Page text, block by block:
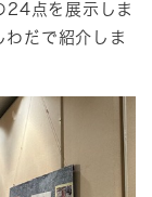
24点を展示しま
わだで紹介しま